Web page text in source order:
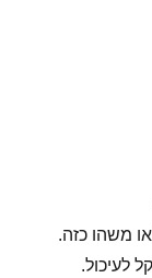
משהו כזה.
לעיכול.